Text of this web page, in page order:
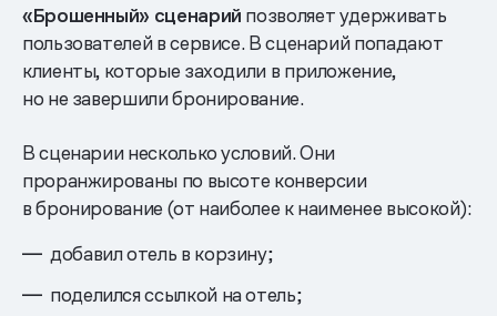
«Брошенный» сценарий позволяет удерживать
пользователей в сервисе. В сценарий попадают
клиенты, которые заходили в приложение,
но не завершили бронирование.
В сценарии несколько условий. Они
проранжированы по высоте конверсии
в бронирование (от наиболее к наименее высокой):
добавил отель в корзину;
поделился ссылкой на отель;